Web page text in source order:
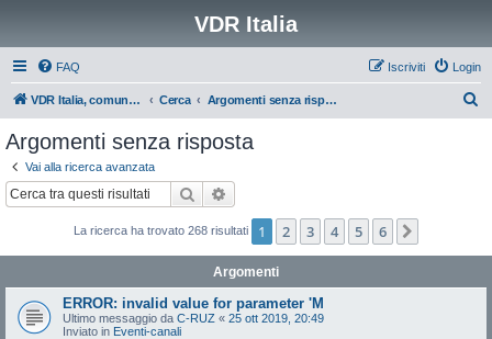
VDR Italia
FAQ Login
Iscriviti
VDR Italia, comunità italiana utilizzatori VDR Cerca Argomenti senza risposta
Argomenti senza risposta
Vai alla ricerca avanzata
Cerca
La ricerca ha trovato 268 risultati 1 2 3 4 5 6
Argomenti
ERROR: invalid value for parameter 'M
Ultimo messaggio da C-RUZ « 25 ott 2019, 20:49
Inviato in Eventi-canali